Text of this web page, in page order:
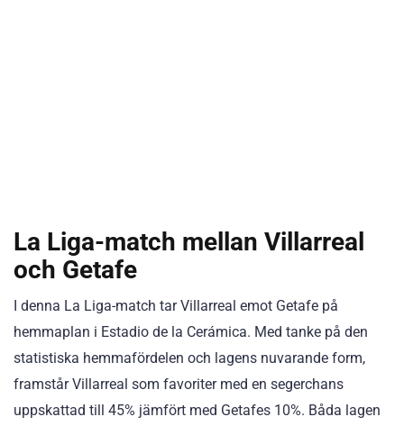
La Liga-match mellan Villarreal
och Getafe
I denna La Liga-match tar Villarreal emot Getafe på
hemmaplan i Estadio de la Cerámica. Med tanke på den
statistiska hemmafördelen och lagens nuvarande form,
framstår Villarreal som favoriter med en segerchans
uppskattad till 45% jämfört med Getafes 10%. Båda lagen